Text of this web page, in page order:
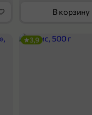
В корзину
3,9